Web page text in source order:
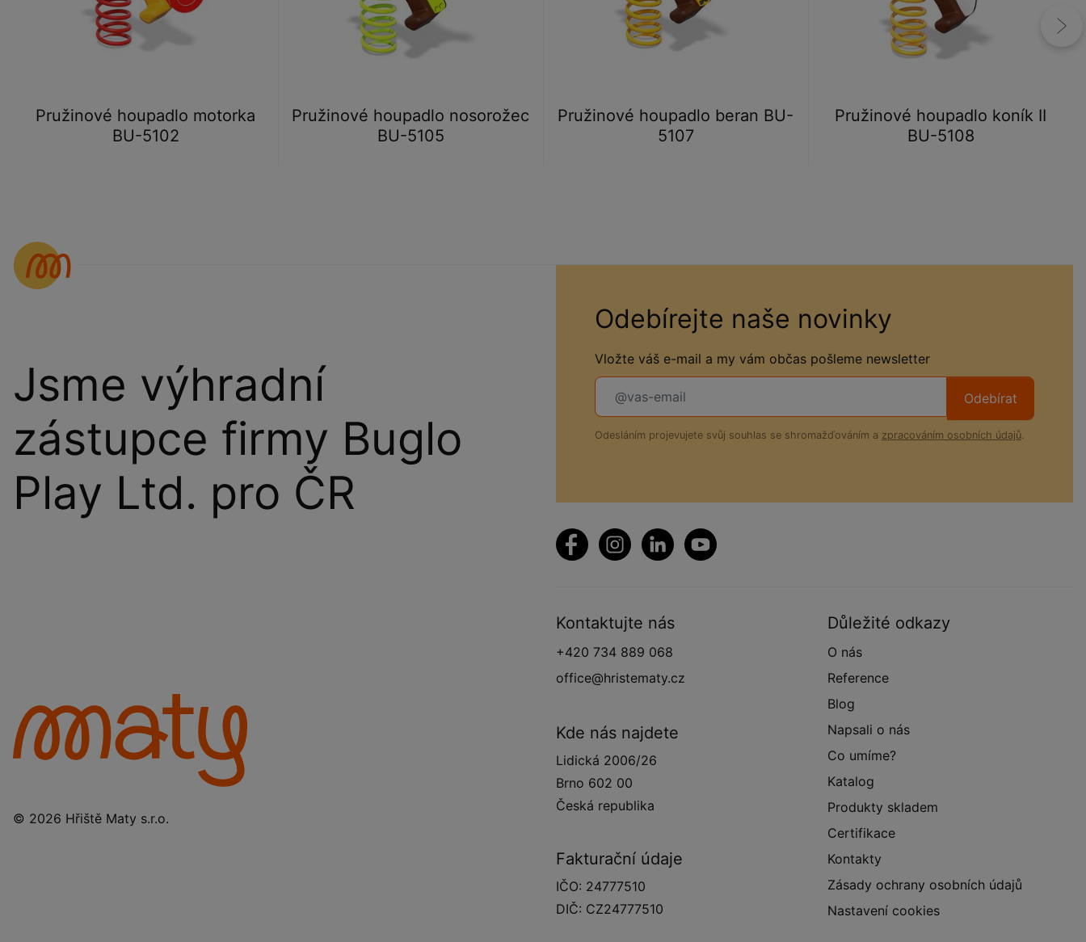
Pružinové houpadlo motorka
BU-5102
Pružinové houpadlo nosorožec
BU-5105
Pružinové houpadlo beran BU-
5107
Pružinové houpadlo koník II
BU-5108
Jsme výhradní
zástupce firmy Buglo
Play Ltd. pro ČR
Odebírejte naše novinky
Vložte váš e-mail a my vám občas pošleme newsletter
Odebírat
Odesláním projevujete svůj souhlas se shromažďováním a zpracováním osobních údajů.
Kontaktujte nás
+420 734 889 068
office@hristematy.cz
Kde nás najdete
Lidická 2006/26
Brno 602 00
Česká republika
Fakturační údaje
IČO: 24777510
DIČ: CZ24777510
Důležité odkazy
O nás
Reference
Blog
Napsali o nás
Co umíme?
Katalog
Produkty skladem
Certifikace
Kontakty
Zásady ochrany osobních údajů
Nastavení cookies
© 2026 Hřiště Maty s.r.o.